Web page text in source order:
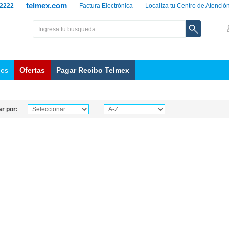
Localiza tu Centro de
Factura Electrónica
telmex.com
Ofertas Pagar Recibo Telmex
por: